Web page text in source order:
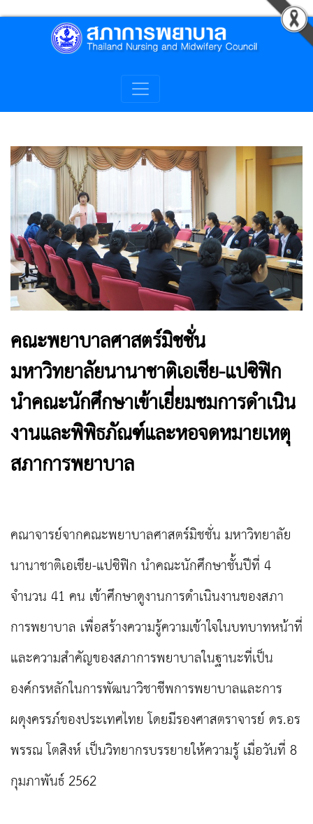
คณะพยาบาลศาสตร์มิชชั่น
มหาวิทยาลัยนานาชาติเอเชีย-แปซิฟิก
นำคณะนักศึกษาเข้าเยี่ยมชมการดำเนิน
งานและพิพิธภัณฑ์และหอจดหมายเหตุ
สภาการพยาบาล
คณาจารย์จากคณะพยาบาลศาสตร์มิชชั่น มหาวิทยาลัย
นานาชาติเอเชีย-แปซิฟิก นำคณะนักศึกษาชั้นปีที่ 4
จำนวน 41 คน เข้าศึกษาดูงานการดำเนินงานของสภา
การพยาบาล เพื่อสร้างความรู้ความเข้าใจในบทบาทหน้าที่
และความสำคัญของสภาการพยาบาลในฐานะที่เป็น
องค์กรหลักในการพัฒนาวิชาชีพการพยาบาลและการ
ผดุงครรภ์ของประเทศไทย โดยมีรองศาสตราจารย์ ดร.อร
พรรณ โตสิงห์ เป็นวิทยากรบรรยายให้ความรู้ เมื่อวันที่ 8
กุมภาพันธ์ 2562